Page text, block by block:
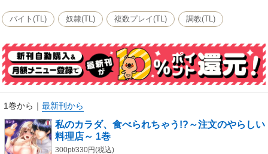
バイト(TL) 奴隷(TL) 複数プレイ(TL) 調教(TL)
1巻から ｜ 最新刊から
私のカラダ、食べられちゃう!?～注文のやらしい
料理店～ 1巻
300pt/330円(税込)